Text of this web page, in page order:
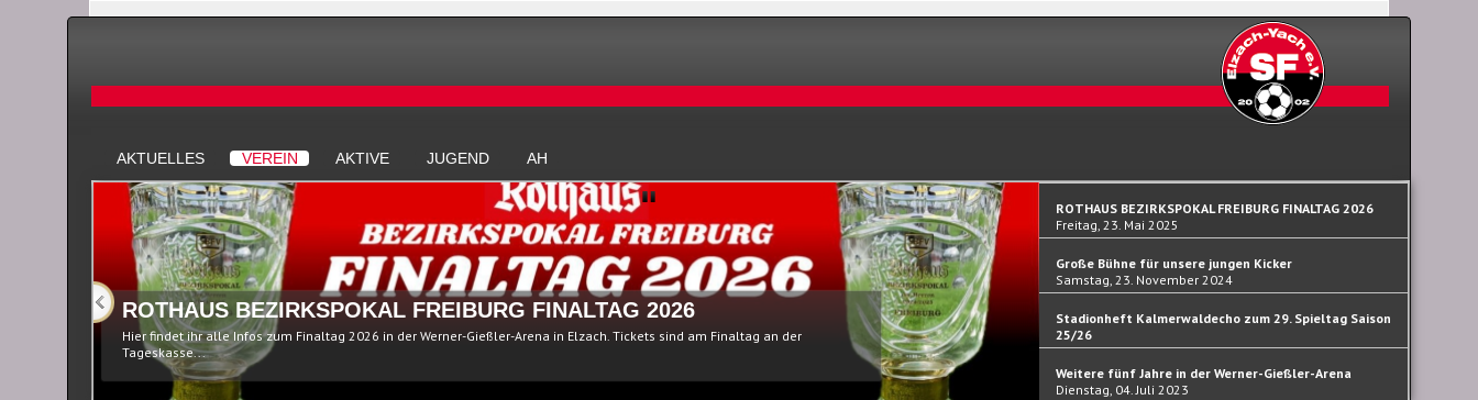
AKTUELLES VEREIN AKTIVE JUGEND AH
ROTHAUS BEZIRKSPOKAL FREIBURG FINALTAG 2026
Hier findet ihr alle Infos zum Finaltag 2026 in der Werner-Gießler-Arena in Elzach. Tickets sind am Finaltag an der
Tageskasse...
ROTHAUS BEZIRKSPOKAL FREIBURG FINALTAG 2026
Freitag, 23. Mai 2025
Große Bühne für unsere jungen Kicker
Samstag, 23. November 2024
Stadionheft Kalmerwaldecho zum 29. Spieltag Saison
25/26
Samstag, 30. September 2023
Weitere fünf Jahre in der Werner-Gießler-Arena
Dienstag, 04. Juli 2023